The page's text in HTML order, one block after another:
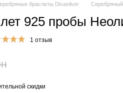
браслеты Divasilver
925 пробы
1 отзыв
скидки